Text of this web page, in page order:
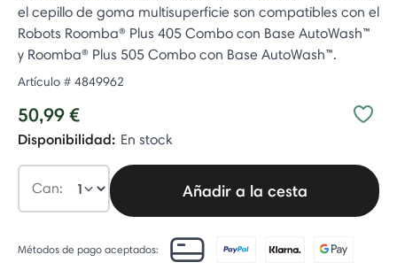
el cepillo de goma multisuperficie son compatibles con el
Robots Roomba® Plus 405 Combo con Base AutoWash™
y Roomba® Plus 505 Combo con Base AutoWash™.
Artículo # 4849962
50,99 €
Disponibilidad: En stock
Can: Añadir a la cesta
Métodos de pago aceptados: